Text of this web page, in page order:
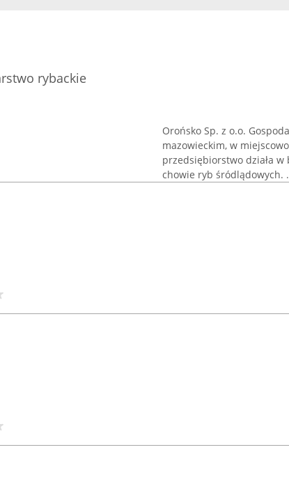
rybackie
Orońsko Sp. z o.o.
mazowieckim, w
przedsiębiorstwo działa
chowie ryb śródlądowych.